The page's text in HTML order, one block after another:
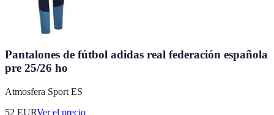
Pantalones de fútbol adidas real federación española
pre 25/26 ho
Atmosfera Sport ES
52 EURVer el precio